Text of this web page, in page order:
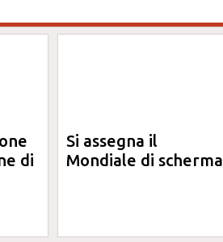
di
Si assegna il
Mondiale di scherma